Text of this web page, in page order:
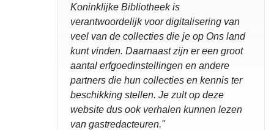
Koninklijke Bibliotheek is
verantwoordelijk voor digitalisering van
veel van de collecties die je op Ons land
kunt vinden. Daarnaast zijn er een groot
aantal erfgoedinstellingen en andere
partners die hun collecties en kennis ter
beschikking stellen. Je zult op deze
website dus ook verhalen kunnen lezen
van gastredacteuren."